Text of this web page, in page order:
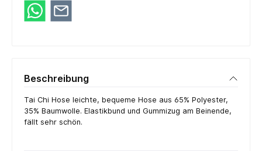
Beschreibung
Tai Chi Hose leichte, bequeme Hose aus 65% Polyester,
35% Baumwolle. Elastikbund und Gummizug am Beinende,
fällt sehr schön.